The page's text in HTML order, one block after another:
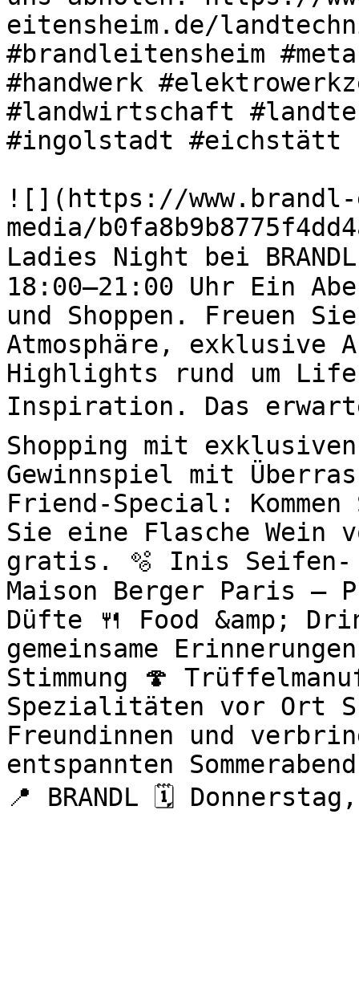
eitensheim.de/
#brandleitensheim
#handwerk
#landwirtschaft
#ingolstadt #eichstätt
![](https://
media/
Ladies Night bei
18:00–21:00 Uhr Ein
und Shoppen. Freuen
Atmosphäre, exklusive
Highlights rund um
Inspiration. Das
Shopping mit
Gewinnspiel mit
Friend-Special:
Sie eine Flasche Wein
gratis. 🫧 Inis Seifen-
Maison Berger Paris –
Düfte 🍴 Food &amp;
gemeinsame
Stimmung 🍄
Spezialitäten vor Ort
Freundinnen und
entspannten